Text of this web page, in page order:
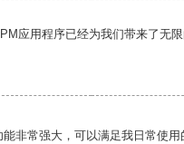
应用程序已经为我们带来了无
非常强大，可以满足我日常使用